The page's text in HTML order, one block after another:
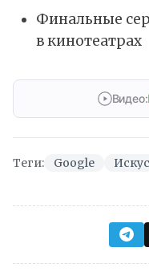
Финальные
в кинотеатрах
Видео:
Теги: Google